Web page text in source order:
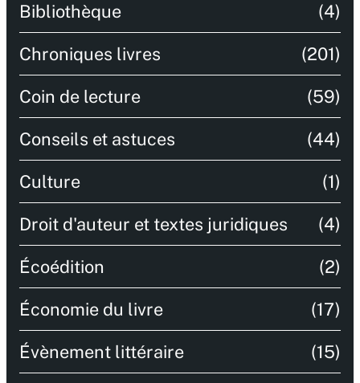
Bibliothèque (4)
Chroniques livres (201)
Coin de lecture (59)
Conseils et astuces (44)
Culture (1)
Droit d'auteur et textes juridiques (4)
Écoédition (2)
Économie du livre (17)
Évènement littéraire (15)